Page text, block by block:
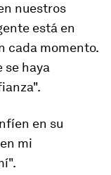
nuestros
está en
cada momento.
se haya
en su
mi